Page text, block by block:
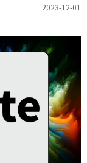
2023-12-01